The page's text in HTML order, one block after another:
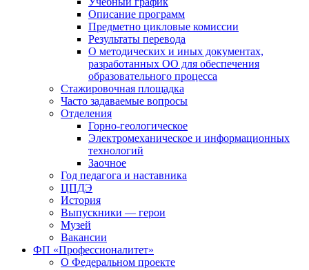
Описание программ
Предметно цикловые комиссии
Результаты перевода
О методических и иных документах,
разработанных ОО для обеспечения
образовательного процесса
Стажировочная площадка
Часто задаваемые вопросы
Отделения
Горно-геологическое
Электромеханическое и информационных
технологий
Заочное
Год педагога и наставника
ЦПДЭ
История
Выпускники — герои
Музей
Вакансии
ФП «Профессионалитет»
О Федеральном проекте